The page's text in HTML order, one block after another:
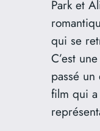
Park et
qui se
C’est
passé
film qui